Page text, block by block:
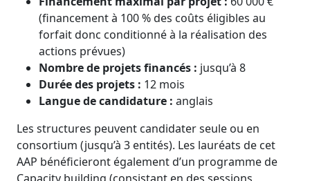
(financement à 100 % des coûts éligibles au
forfait donc conditionné à la réalisation des
actions prévues)
Nombre de projets financés : jusqu’à 8
Durée des projets : 12 mois
Langue de candidature : anglais
Les structures peuvent candidater seule ou en
consortium (jusqu’à 3 entités). Les lauréats de cet
AAP bénéficieront également d’un programme de